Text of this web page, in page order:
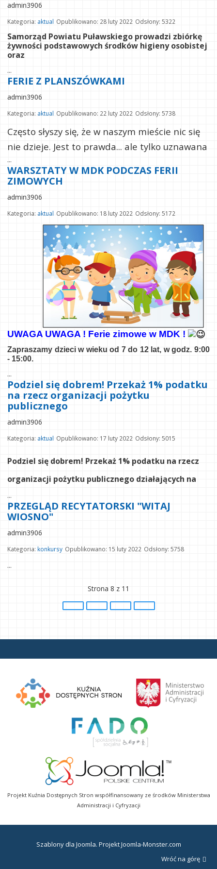
admin3906
Kategoria: aktual Opublikowano: 28 luty 2022 Odsłony: 5322
Samorząd Powiatu Puławskiego prowadzi zbiórkę
żywności podstawowych środków higieny osobistej
oraz
...
FERIE Z PLANSZÓWKAMI
admin3906
Kategoria: aktual Opublikowano: 22 luty 2022 Odsłony: 5738
Często słyszy się, że w naszym mieście nic się
nie dzieje. Jest to prawda... ale tylko uznawana
...
WARSZTATY W MDK PODCZAS FERII
ZIMOWYCH
admin3906
Kategoria: aktual Opublikowano: 18 luty 2022 Odsłony: 5172
UWAGA UWAGA ! Ferie zimowe w MDK !
Zapraszamy dzieci w wieku od 7 do 12 lat, w godz. 9:00
- 15:00.
...
Podziel się dobrem! Przekaż 1% podatku
na rzecz organizacji pożytku
publicznego
admin3906
Kategoria: aktual Opublikowano: 17 luty 2022 Odsłony: 5015
Podziel się dobrem! Przekaż 1% podatku na rzecz
organizacji pożytku publicznego działających na
...
PRZEGLĄD RECYTATORSKI "WITAJ
WIOSNO"
admin3906
Kategoria: konkursy Opublikowano: 15 luty 2022 Odsłony: 5758
...
Strona 8 z 11
Projekt Kuźnia Dostępnych Stron współfinansowany ze środków Ministerstwa
Administracji i Cyfryzacji
Szablony dla Joomla. Projekt Joomla-Monster.com
Wróć na górę